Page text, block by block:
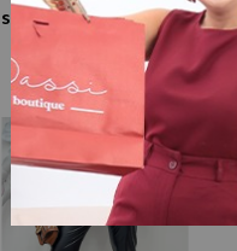
sem juros